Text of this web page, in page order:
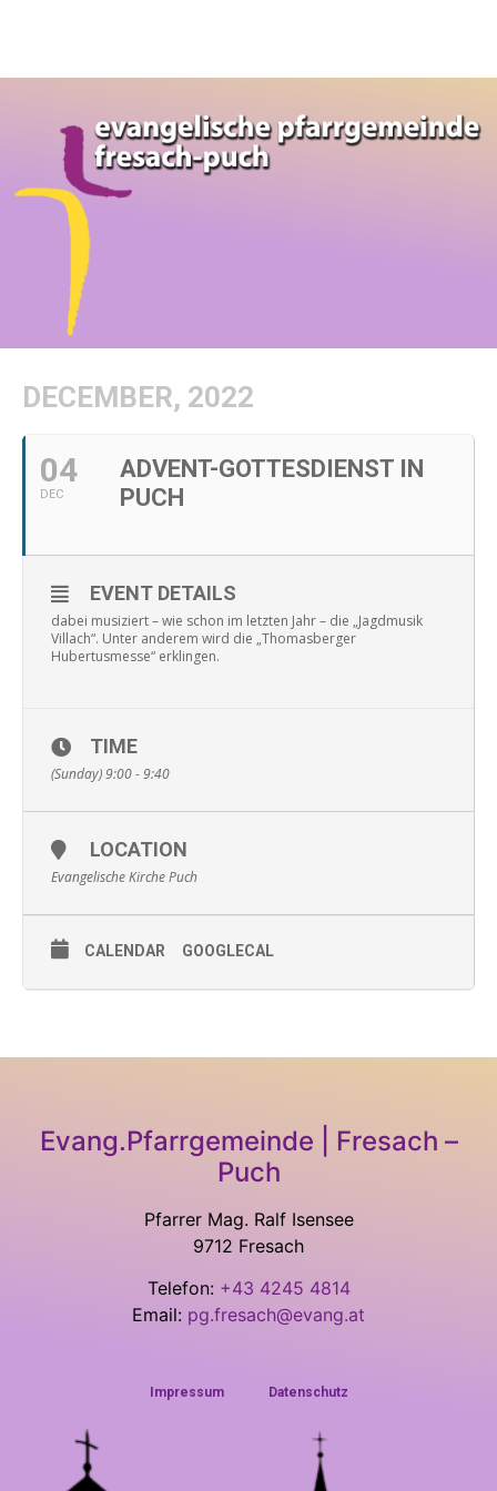
DECEMBER, 2022
04
DEC
ADVENT-GOTTESDIENST IN
PUCH
EVENT DETAILS
dabei musiziert – wie schon im letzten Jahr – die „Jagdmusik
Villach“. Unter anderem wird die „Thomasberger
Hubertusmesse“ erklingen.
TIME
(Sunday) 9:00 - 9:40
LOCATION
Evangelische Kirche Puch
CALENDAR GOOGLECAL
Evang.Pfarrgemeinde | Fresach –
Puch
Pfarrer Mag. Ralf Isensee
9712 Fresach
Telefon: +43 4245 4814
Email: pg.fresach@evang.at
Impressum Datenschutz